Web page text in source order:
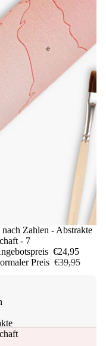
Zahlen - Abstrakte
- 7
€24,95
Preis €39,95